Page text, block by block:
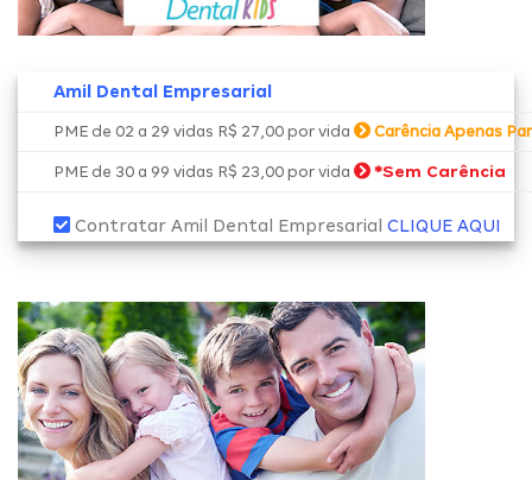
Amil Dental Empresarial
PME de 02 a 29 vidas R$ 27,00 por vida Carência Apenas
PME de 30 a 99 vidas R$ 23,00 por vida *Sem Carência
Contratar Amil Dental Empresarial CLIQUE AQUI